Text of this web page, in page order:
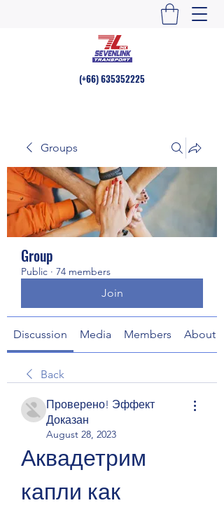
(+66)635352225
Groups
Group
Public · 74 members
Join
Discussion Media Members About
Back
Проверено! Эффект
Доказан
August 28, 2023
Аквадетрим
капли как